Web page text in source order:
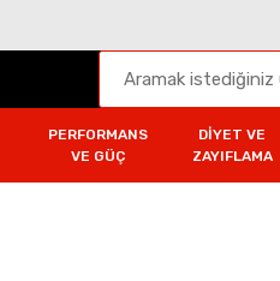
PERFORMANS
VE GÜÇ
DIYET VE
ZAYIFLAMA